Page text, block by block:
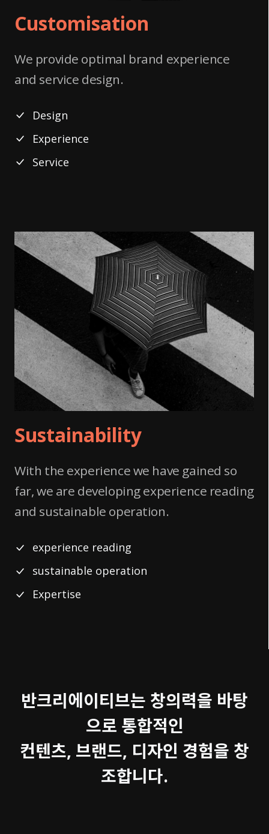
Customisation
We provide optimal brand experience
and service design.
Design
Experience
Service
Sustainability
With the experience we have gained so
far, we are developing experience reading
and sustainable operation.
experience reading
sustainable operation
Expertise
반크리에이티브는 창의력을 바탕
으로 통합적인
컨텐츠, 브랜드, 디자인 경험을 창
조합니다.